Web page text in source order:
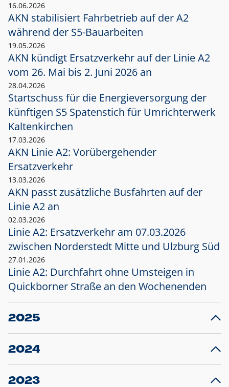
16.06.2026
AKN stabilisiert Fahrbetrieb auf der A2
während der S5-Bauarbeiten
19.05.2026
AKN kündigt Ersatzverkehr auf der Linie A2
vom 26. Mai bis 2. Juni 2026 an
28.04.2026
Startschuss für die Energieversorgung der
künftigen S5 Spatenstich für Umrichterwerk
Kaltenkirchen
17.03.2026
AKN Linie A2: Vorübergehender
Ersatzverkehr
13.03.2026
AKN passt zusätzliche Busfahrten auf der
Linie A2 an
02.03.2026
Linie A2: Ersatzverkehr am 07.03.2026
zwischen Norderstedt Mitte und Ulzburg Süd
27.01.2026
Linie A2: Durchfahrt ohne Umsteigen in
Quickborner Straße an den Wochenenden
2025
23.12.2025
Projekt S5: Start der Bauarbeiten am
2024
10.12.2024
Großprojekt S5: Sperrung der Bahnstraße in
2023